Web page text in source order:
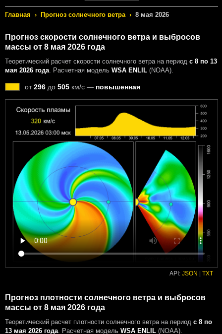
Главная › Прогноз солнечного ветра › 8 мая 2026
Прогноз скорости солнечного ветра и выбросов
массы от 8 мая 2026 года
Теоретический расчет скорости солнечного ветра на период с 8 по 13
мая 2026 года . Расчетная модель WSA ENLIL (NOAA).
от296 до 505 км/с — повышенная
API: JSON | TXT
Прогноз плотности солнечного ветра и выбросов
массы от 8 мая 2026 года
Теоретический расчет плотности солнечного ветра на период с 8 по
13 мая 2026 года . Расчетная модель WSA ENLIL (NOAA).